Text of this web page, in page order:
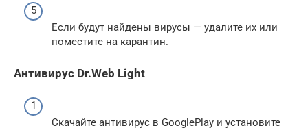
Если будут найдены вирусы — удалите их или
поместите на карантин.
Антивирус Dr.Web Light
Скачайте антивирус в GooglePlay и установите